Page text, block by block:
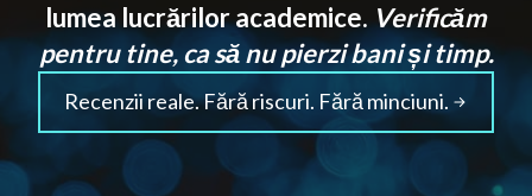
lumea lucrărilor academice. Verificăm
pentru tine, ca să nu pierzi bani și timp.
Recenzii reale. Fără riscuri. Fără minciuni.